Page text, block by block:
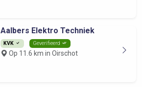
Aalbers Elektro Techniek
KVK Geverifieerd
Op 11.6 km in Oirschot